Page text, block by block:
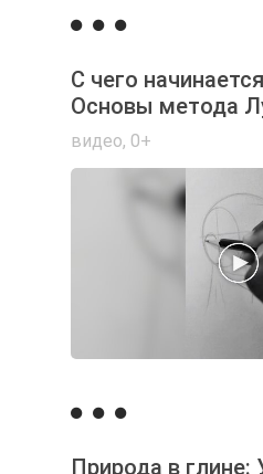
С чего
Основы метода
видео, 0+
Природа в глине: